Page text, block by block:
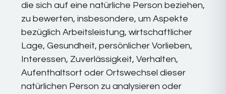
die sich auf eine natürliche Person beziehen,
zu bewerten, insbesondere, um Aspekte
bezüglich Arbeitsleistung, wirtschaftlicher
Lage, Gesundheit, persönlicher Vorlieben,
Interessen, Zuverlässigkeit, Verhalten,
Aufenthaltsort oder Ortswechsel dieser
natürlichen Person zu analysieren oder